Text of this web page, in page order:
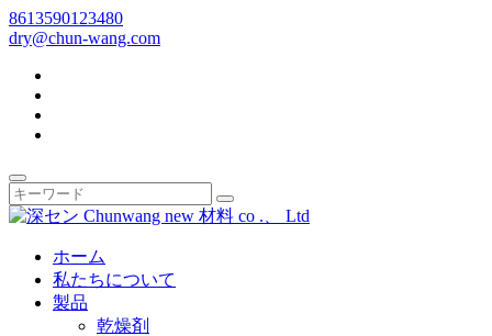
8613590123480
dry@chun-wang.com
ホーム
私たちについて
製品
乾燥剤